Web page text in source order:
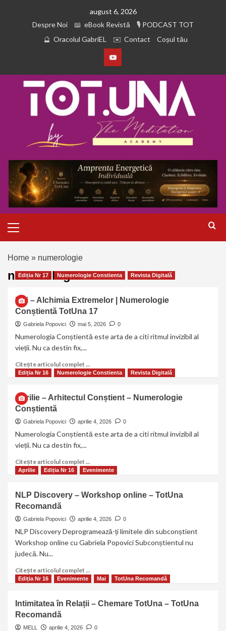
august 6, 2026
Despre Noi
eBook Revistă
PODCAST TOT
Oracolul GabriEL
Contact Coșul tău
Home » numerologie
numerologie
Ediția Nr 17 Numerologie Constienta Revista Digitală
Mai – Alchimia Extremelor | Numerologie
Conștientă TotUna 17
Gabriela Popovici mai 5, 2026 0
Numerologia Conștientă este arta de a citi ritmul invizibil al
vieții. Nu ca destin fix,...
Citește articolul complet ...
Ediția Nr 16 Numerologie Constienta Revista Digitală
Aprilie – Arhitectul Conștient – Numerologie
Conștientă
Gabriela Popovici aprilie 4, 2026 0
Numerologia Conștientă este arta de a citi ritmul invizibil al
vieții. Nu ca destin fix,...
Citește articolul complet ...
Aprilie Ediția Nr 16 Evenimente
NLP Discovery – Workshop online – TotUna
Recomandă
Gabriela Popovici aprilie 4, 2026 0
NLP Discovery Deprogramează-ți limitele din subconștient
Workshop online cu Gabriela Popovici Subconștientul nu
judecă. Nu...
Citește articolul complet ...
Ediția Nr 16 Evenimente Mai TotUna Recomandă
Intimitatea în Relații – Chemare TotUna – TotUna
Recomandă
MELL aprilie 4, 2026 0